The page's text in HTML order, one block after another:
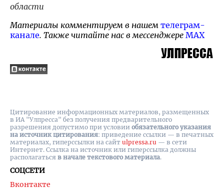
области
Материалы комментируем в нашем телеграм-
канале. Также читайте нас в мессенджере MAX
СОЦСЕТИ
Вконтакте
Цитирование информационных материалов, размещенных
в ИА "Улпресса" без получения предварительного
разрешения допустимо при условии обязательного указания
на источник цитирования: приведение ссылки — в печатных
материалах, гиперссылки на cайт ulpressa.ru — в сети
Интернет. Ссылка на источник или гиперссылка должны
располагаться в начале текстового материала.